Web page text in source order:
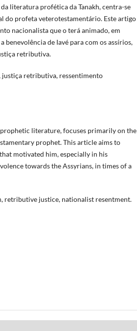
literatura profética da Tanakh, centra-se
do profeta veterotestamentário. Este artigo
nacionalista que o terá animado, em
benevolência de Iavé para com os assírios,
retributiva.
justiça retributiva, ressentimento
prophetic literature, focuses primarily on the
prophet. This article aims to
motivated him, especially in his
towards the Assyrians, in times of a
retributive justice, nationalist resentment.